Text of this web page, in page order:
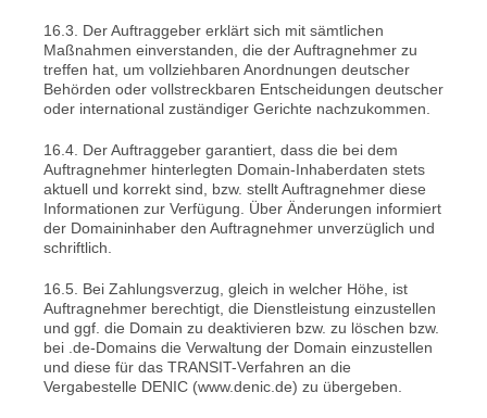
16.3. Der Auftraggeber erklärt sich mit sämtlichen
Maßnahmen einverstanden, die der Auftragnehmer zu
treffen hat, um vollziehbaren Anordnungen deutscher
Behörden oder vollstreckbaren Entscheidungen deutscher
oder international zuständiger Gerichte nachzukommen.
16.4. Der Auftraggeber garantiert, dass die bei dem
Auftragnehmer hinterlegten Domain-Inhaberdaten stets
aktuell und korrekt sind, bzw. stellt Auftragnehmer diese
Informationen zur Verfügung. Über Änderungen informiert
der Domaininhaber den Auftragnehmer unverzüglich und
schriftlich.
16.5. Bei Zahlungsverzug, gleich in welcher Höhe, ist
Auftragnehmer berechtigt, die Dienstleistung einzustellen
und ggf. die Domain zu deaktivieren bzw. zu löschen bzw.
bei .de-Domains die Verwaltung der Domain einzustellen
und diese für das TRANSIT-Verfahren an die
Vergabestelle DENIC (www.denic.de) zu übergeben.